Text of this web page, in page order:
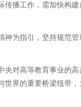
播工作，需加快构
为指引，坚持规范
央对高等教育事业的
界的重要桥梁纽带